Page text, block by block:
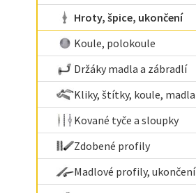
Hroty, špice, ukončení
Koule, polokoule
Držáky madla a zábradlí
Kliky, štítky, koule, madla
Kované tyče a sloupky
Zdobené profily
Madlové profily, ukončení